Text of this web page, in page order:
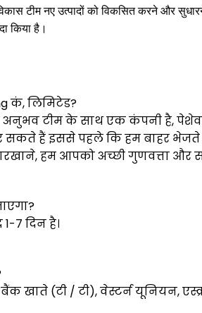
टीम नए उत्पादों को विकसित करने और
किया है।
कं, लिमिटेड?
अनुभव टीम के साथ एक कंपनी है,
सकते हैं इससे पहले कि हम बाहर भेजते
हम आपको अच्छी गुणवत्ता और
7 दिन है।
बैंक खाते (टी / टी), वेस्टर्न यूनियन,